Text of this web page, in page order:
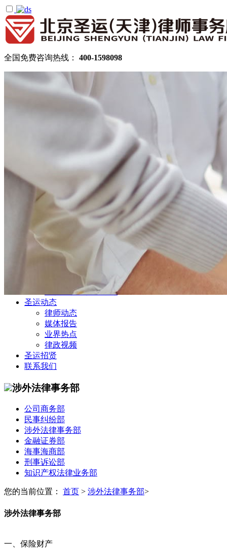
全国免费咨询热线： 400-1598098
律所公告
拆迁律师团队
民商律师团队
部门领域
公司商务部
民事纠纷部
涉外法律事务部
金融证券部
海事海商部
刑事诉讼部
知识产权法律业务部
圣运动态
律师动态
媒体报告
业界热点
律政视频
圣运招贤
联系我们
涉外法律事务部
公司商务部
民事纠纷部
涉外法律事务部
金融证券部
海事海商部
刑事诉讼部
知识产权法律业务部
您的当前位置： 首页 > 涉外法律事务部>
涉外法律事务部
一、保险财产